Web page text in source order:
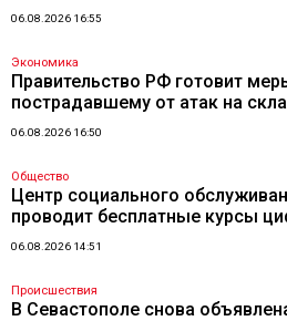
06.08.2026 16:55
Экономика
Правительство РФ готовит
пострадавшему от атак на
06.08.2026 16:50
Общество
Центр социального
проводит бесплатные курсы
06.08.2026 14:51
Происшествия
В Севастополе снова